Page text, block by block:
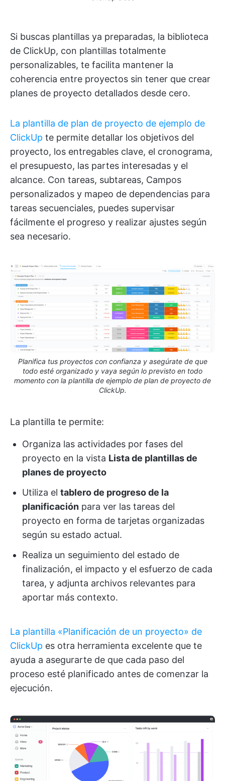
Si buscas plantillas ya preparadas, la biblioteca
de ClickUp, con plantillas totalmente
personalizables, te facilita mantener la
coherencia entre proyectos sin tener que crear
planes de proyecto detallados desde cero.
La plantilla de plan de proyecto de ejemplo de
ClickUp te permite detallar los objetivos del
proyecto, los entregables clave, el cronograma,
el presupuesto, las partes interesadas y el
alcance. Con tareas, subtareas, Campos
personalizados y mapeo de dependencias para
tareas secuenciales, puedes supervisar
fácilmente el progreso y realizar ajustes según
sea necesario.
Planifica tus proyectos con confianza y asegúrate de que
todo esté organizado y vaya según lo previsto en todo
momento con la plantilla de ejemplo de plan de proyecto de
ClickUp.
La plantilla te permite:
Organiza las actividades por fases del
proyecto en la vista Lista de plantillas de
planes de proyecto
Utiliza el tablero de progreso de la
planificación para ver las tareas del
proyecto en forma de tarjetas organizadas
según su estado actual.
Realiza un seguimiento del estado de
finalización, el impacto y el esfuerzo de cada
tarea, y adjunta archivos relevantes para
aportar más contexto.
La plantilla «Planificación de un proyecto» de
ClickUp es otra herramienta excelente que te
ayuda a asegurarte de que cada paso del
proceso esté planificado antes de comenzar la
ejecución.